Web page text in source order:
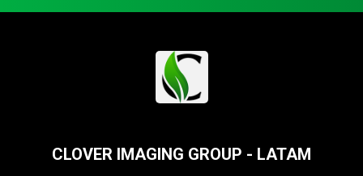
CLOVER IMAGING GROUP - LATAM